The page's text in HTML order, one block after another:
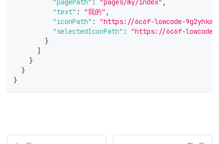
"pagePath" : "pages/my/index" ,
"text" : "我的" ,
"iconPath" :
"https://6c6f-lowcode-
"selectedIconPath" :
"https://6c6f-lowcode-
}
]
}
}
}